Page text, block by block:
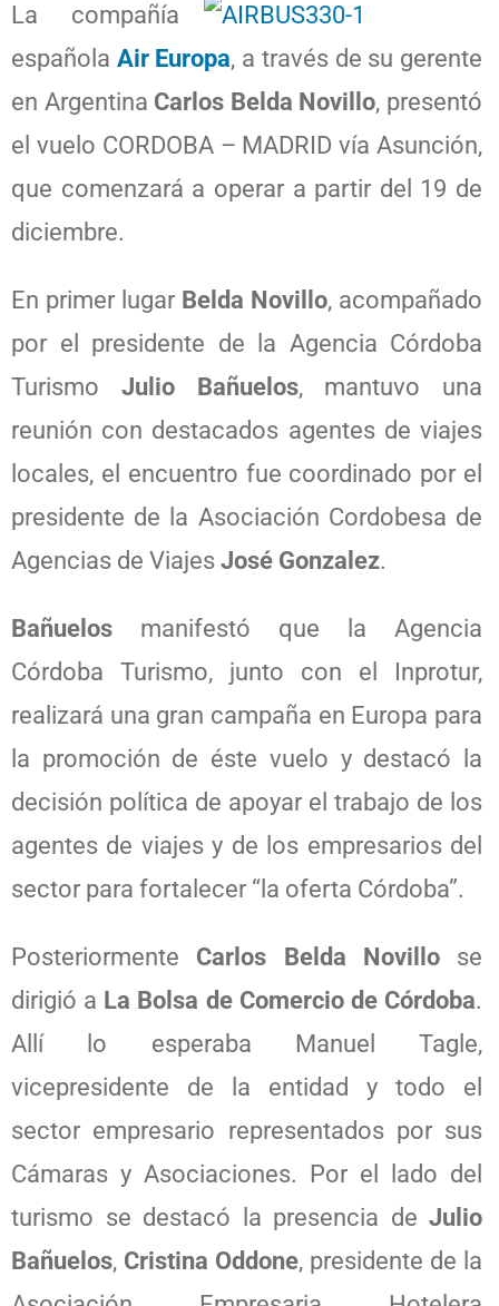
La compañía
española Air Europa, a través de su gerente
en Argentina Carlos Belda Novillo, presentó
el vuelo CORDOBA – MADRID vía Asunción,
que comenzará a operar a partir del 19 de
diciembre.
En primer lugar Belda Novillo, acompañado
por el presidente de la Agencia Córdoba
Turismo Julio Bañuelos, mantuvo una
reunión con destacados agentes de viajes
locales, el encuentro fue coordinado por el
presidente de la Asociación Cordobesa de
Agencias de Viajes José Gonzalez.
Bañuelos manifestó que la Agencia
Córdoba Turismo, junto con el Inprotur,
realizará una gran campaña en Europa para
la promoción de éste vuelo y destacó la
decisión política de apoyar el trabajo de los
agentes de viajes y de los empresarios del
sector para fortalecer “la oferta Córdoba”.
Posteriormente Carlos Belda Novillose
dirigió a La Bolsa de Comercio de Córdoba.
Allí lo esperaba Manuel Tagle,
vicepresidente de la entidad y todo el
sector empresario representados por sus
Cámaras y Asociaciones. Por el lado del
turismo se destacó la presencia de Julio
Bañuelos, Cristina Oddone, presidente de la